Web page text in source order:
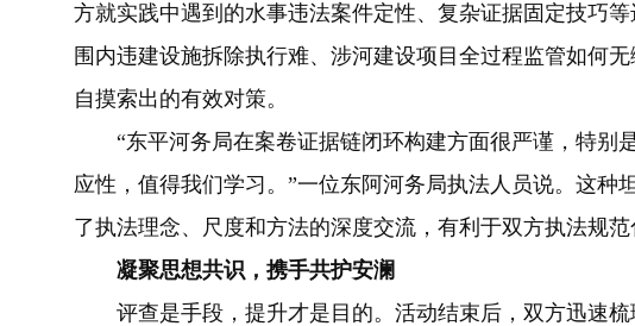
方就实践中遇到的水事违法案件定性、复杂证据固定技巧
围内违建设施拆除执行难、涉河建设项目全过程监管如何
自摸索出的有效对策。
“东平河务局在案卷证据链闭环构建方面很严谨，特别
应性，值得我们学习。”一位东阿河务局执法人员说。这种
了执法理念、尺度和方法的深度交流，有利于双方执法规范
凝聚思想共识，携手共护安澜
评查是手段，提升才是目的。活动结束后，双方迅速梳